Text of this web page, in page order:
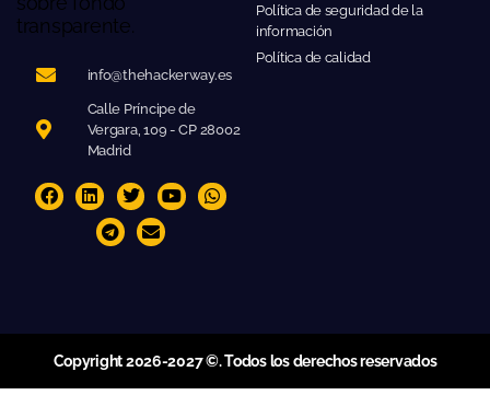
info@thehackerway.es
Calle Príncipe de
Vergara, 109 - CP 28002
Madrid
Política de seguridad de la
información
Política de calidad
Copyright 2026-2027 ©. Todos los derechos reservados